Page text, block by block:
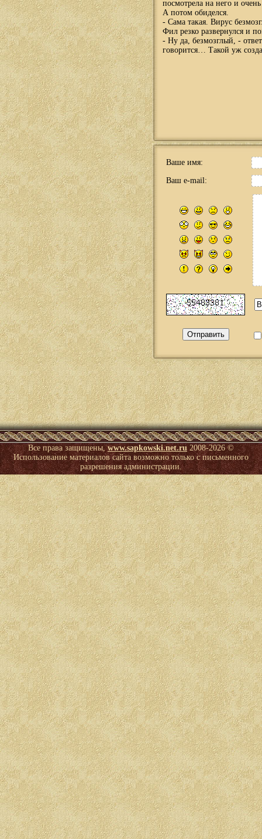
посмотрела на него и
А потом обиделся.
- Сама такая. Вирус
Фил резко развернулся и
- Ну да, безмозглый, -
говорится… Такой уж
Ваше имя:
Ваш e-mail:
Все права защищены,www.sapkowski.net.ru2008-2026 ©
Использование материалов сайта возможно только с письменного
разрешения администрации.